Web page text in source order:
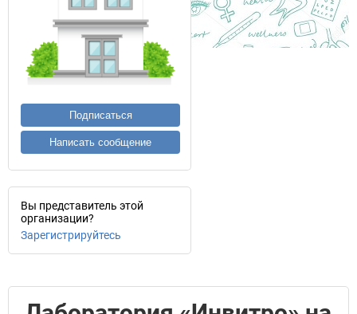
Подписаться
Написать сообщение
Вы представитель этой
организации?
Зарегистрируйтесь